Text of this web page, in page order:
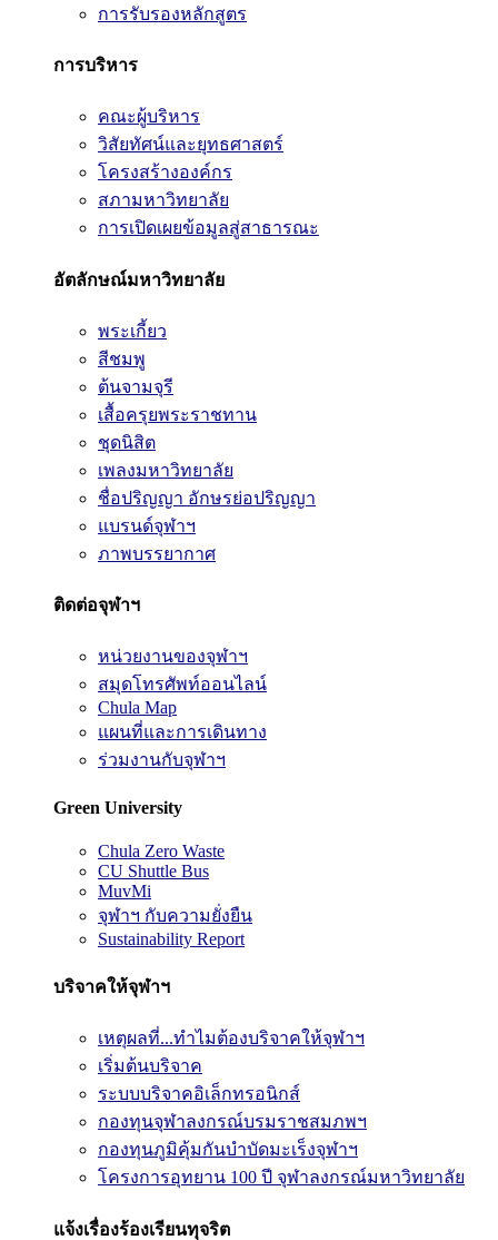
การรับรองหลักสูตร
การบริหาร
คณะผู้บริหาร
วิสัยทัศน์และยุทธศาสตร์
โครงสร้างองค์กร
สภามหาวิทยาลัย
การเปิดเผยข้อมูลสู่สาธารณะ
อัตลักษณ์มหาวิทยาลัย
พระเกี้ยว
สีชมพู
ต้นจามจุรี
เสื้อครุยพระราชทาน
ชุดนิสิต
เพลงมหาวิทยาลัย
ชื่อปริญญา อักษรย่อปริญญา
แบรนด์จุฬาฯ
ภาพบรรยากาศ
ติดต่อจุฬาฯ
หน่วยงานของจุฬาฯ
สมุดโทรศัพท์ออนไลน์
Chula Map
แผนที่และการเดินทาง
ร่วมงานกับจุฬาฯ
Green University
Chula Zero Waste
CU Shuttle Bus
MuvMi
จุฬาฯ กับความยั่งยืน
Sustainability Report
บริจาคให้จุฬาฯ
เหตุผลที่...ทำไมต้องบริจาคให้จุฬาฯ
เริ่มต้นบริจาค
ระบบบริจาคอิเล็กทรอนิกส์
กองทุนจุฬาลงกรณ์บรมราชสมภพฯ
กองทุนภูมิคุ้มกันบำบัดมะเร็งจุฬาฯ
โครงการอุทยาน 100 ปี จุฬาลงกรณ์มหาวิทยาลัย
แจ้งเรื่องร้องเรียนทุจริต